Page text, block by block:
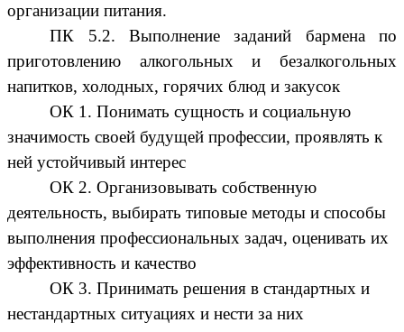
организации питания.
ПК 5.2. Выполнение заданий бармена по
приготовлению алкогольных и безалкогольных
напитков, холодных, горячих блюд и закусок
ОК 1. Понимать сущность и социальную
значимость своей будущей профессии, проявлять к
ней устойчивый интерес
ОК 2. Организовывать собственную
деятельность, выбирать типовые методы и способы
выполнения профессиональных задач, оценивать их
эффективность и качество
ОК 3. Принимать решения в стандартных и
нестандартных ситуациях и нести за них